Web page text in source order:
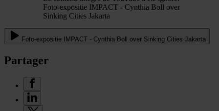
Foto-expositie IMPACT - Cynthia Boll over
Sinking Cities Jakarta
Foto-expositie IMPACT - Cynthia Boll over Sinking Cities Jakarta
Partager